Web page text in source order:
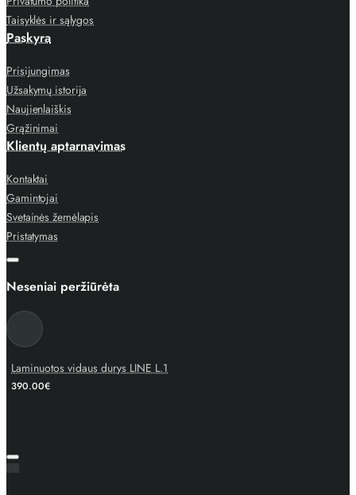
Taisyklės ir sąlygos
Paskyra
Prisijungimas
Užsakymų istorija
Naujienlaiškis
Grąžinimai
Klientų aptarnavimas
Kontaktai
Gamintojai
Svetainės žemėlapis
Pristatymas
Neseniai peržiūrėta
Laminuotos vidaus durys LINE L.1
390.00€